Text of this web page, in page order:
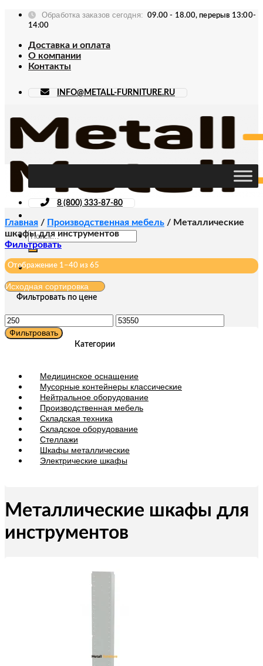
Skip
Обработка заказов сегодня:
09.00 - 18.00, перерыв 13:00-
14:00
Доставка и оплата
О компании
Контакты
INFO@METALL-FURNITURE.RU
Искать:
8 (800) 333-87-80
Главная / Производственная мебель / Металлические
шкафы для инструментов
Фильтровать
Отображение 1–40 из 65
Фильтровать по цене
Минимальная
цена
Максимальная
цена
Фильтровать
Категории
Медицинское оснащение
Мусорные контейнеры классические
Нейтральное оборудование
Производственная мебель
Складская техника
Складское оборудование
Стеллажи
Шкафы металлические
Электрические шкафы
Металлические шкафы для
инструментов